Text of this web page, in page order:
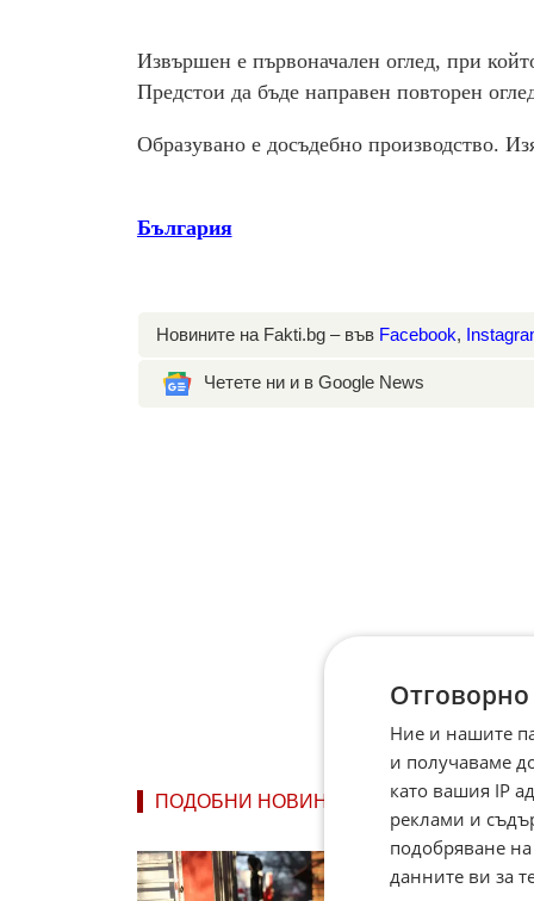
Извършен е първоначален оглед, при
Предстои да бъде направен повторен
Образувано е досъдебно производство.
България
Новините на Fakti.bg – във Facebook,
Четете ни и в Google News
ПОДОБНИ НОВИНИ
Голям
Пожар
Ние и нашите
и получаваме
като вашия IP
реклами и
подобряване на
данните ви за